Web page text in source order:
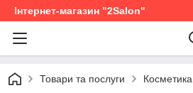
Інтернет-магазин "2Salon"
Товари та послуги